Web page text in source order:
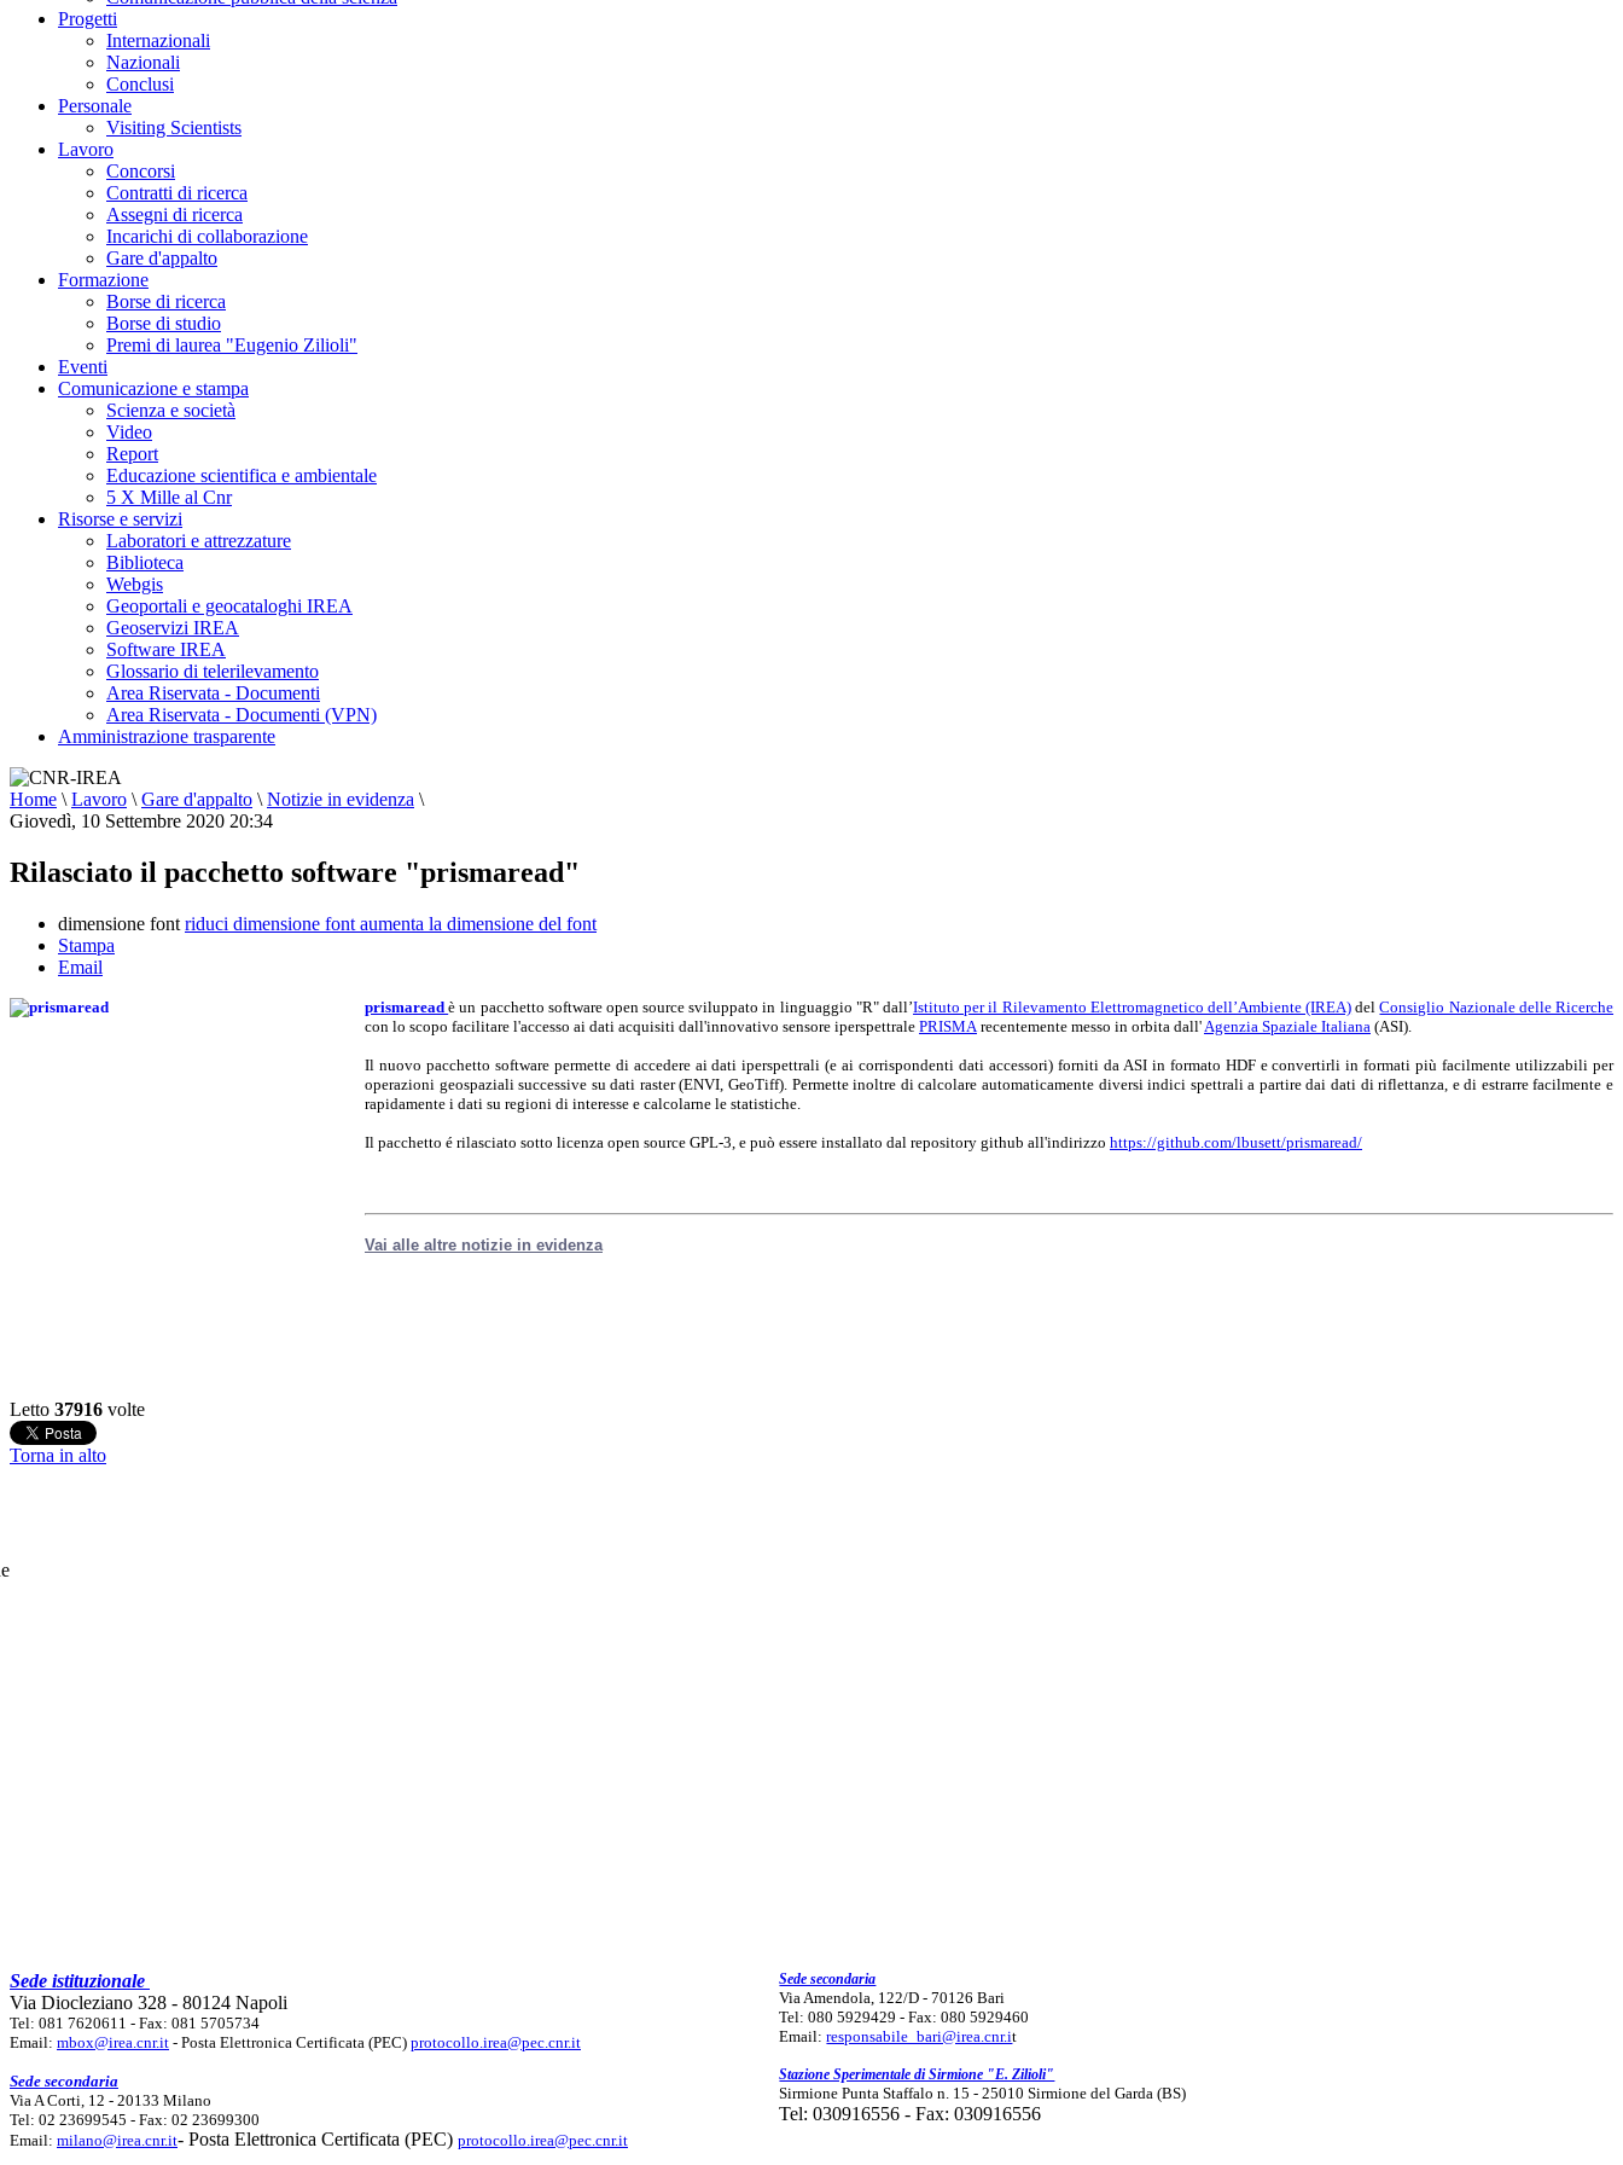
Progetti
Internazionali
Nazionali
Conclusi
Personale
Visiting Scientists
Lavoro
Concorsi
Contratti di ricerca
Assegni di ricerca
Incarichi di collaborazione
Gare d'appalto
Formazione
Borse di ricerca
Borse di studio
Premi di laurea "Eugenio Zilioli"
Eventi
Comunicazione e stampa
Scienza e società
Video
Report
Educazione scientifica e ambientale
5 X Mille al Cnr
Risorse e servizi
Laboratori e attrezzature
Biblioteca
Webgis
Geoportali e geocataloghi IREA
Geoservizi IREA
Software IREA
Glossario di telerilevamento
Area Riservata - Documenti
Area Riservata - Documenti (VPN)
Amministrazione trasparente
Home \ Lavoro \ Gare d'appalto \ Notizie in evidenza \
Giovedì, 10 Settembre 2020 20:34
Rilasciato il pacchetto software "prismaread"
dimensione font riduci dimensione font aumenta la dimensione del font
Stampa
Email
prismaread è un pacchetto software open source sviluppato in linguaggio "R" dall’Istituto per il Rilevamento Elettromagnetico dell’Ambiente (IREA) delConsiglio Nazionale delle Ricerche
con lo scopo facilitare l'accesso ai dati acquisiti dall'innovativo sensore iperspettrale PRISMA recentemente messo in orbita dall' Agenzia Spaziale Italiana (ASI).
Il nuovo pacchetto software permette di accedere ai dati iperspettrali (e ai corrispondenti dati accessori) forniti da ASI in formato HDF e convertirli in formati più facilmente utilizzabili per
operazioni geospaziali successive su dati raster (ENVI, GeoTiff). Permette inoltre di calcolare automaticamente diversi indici spettrali a partire dai dati di riflettanza, e di estrarre facilmente e
rapidamente i dati su regioni di interesse e calcolarne le statistiche.
Il pacchetto é rilasciato sotto licenza open source GPL-3, e può essere installato dal repository github all'indirizzo https://github.com/lbusett/prismaread/
Vai alle altre notizie in evidenza
Letto 37916 volte
Torna in alto
Sede istituzionale
Via Diocleziano 328 - 80124 Napoli
Tel: 081 7620611 - Fax: 081 5705734
Email: mbox@irea.cnr.it - Posta Elettronica Certificata (PEC) protocollo.irea@pec.cnr.it
Sede secondaria
Via A Corti, 12 - 20133 Milano
Tel: 02 23699545 - Fax: 02 23699300
Email: milano@irea.cnr.it- Posta Elettronica Certificata (PEC) protocollo.irea@pec.cnr.it
Sede secondaria
Via Amendola, 122/D - 70126 Bari
Tel: 080 5929429 - Fax: 080 5929460
Email:responsabile_bari@irea.cnr.it
Stazione Sperimentale di Sirmione "E. Zilioli"
Sirmione Punta Staffalo n. 15 - 25010 Sirmione del Garda (BS)
Tel: 030916556 - Fax: 030916556